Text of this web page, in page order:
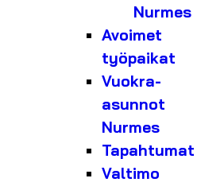
Nurmes
Avoimet
työpaikat
Vuokra-
asunnot
Nurmes
Tapahtumat
Valtimo